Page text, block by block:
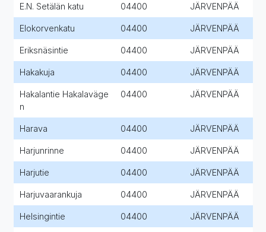
E.N. Setälän katu 04400 JÄRVENPÄÄ
Elokorvenkatu 04400 JÄRVENPÄÄ
Eriksnäsintie 04400 JÄRVENPÄÄ
Hakakuja 04400 JÄRVENPÄÄ
Hakalantie Hakalaväge
n
04400 JÄRVENPÄÄ
Harava 04400 JÄRVENPÄÄ
Harjunrinne 04400 JÄRVENPÄÄ
Harjutie 04400 JÄRVENPÄÄ
Harjuvaarankuja 04400 JÄRVENPÄÄ
Helsingintie 04400 JÄRVENPÄÄ